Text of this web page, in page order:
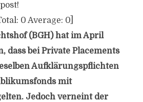
0 Average: 0]
(BGH) hat im April
dass bei Private Placements
Aufklärungspflichten
mit
Jedoch verneint der